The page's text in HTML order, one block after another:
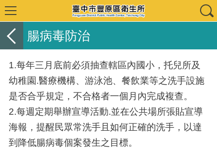
腸病毒防治
1.每年三月底前必須抽查轄區內國小，托兒所及
幼稚園.醫療機構、游泳池、餐飲業等之洗手設施
是否合乎規定，不合格者一個月內完成複查。
2.每週定期舉辦宣導活動.並在公共場所張貼宣導
海報，提醒民眾常洗手且如何正確的洗手，以達
到降低腸病毒個案發生之目標。